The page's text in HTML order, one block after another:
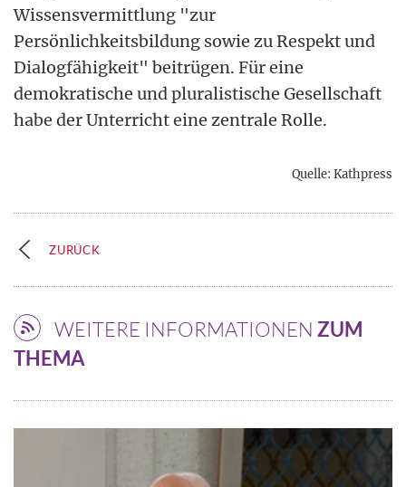
Wissensvermittlung "zur
Persönlichkeitsbildung sowie zu Respekt und
Dialogfähigkeit" beitrügen. Für eine
demokratische und pluralistische Gesellschaft
habe der Unterricht eine zentrale Rolle.
Quelle: Kathpress
ZURÜCK
WEITERE INFORMATIONEN ZUM
THEMA